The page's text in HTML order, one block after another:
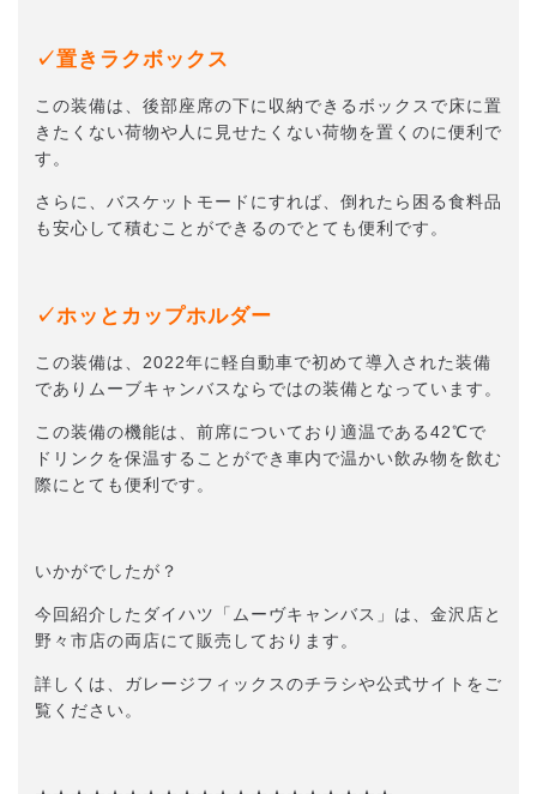
✓置きラクボックス
この装備は、後部座席の下に収納できるボックスで床に置
きたくない荷物や人に見せたくない荷物を置くのに便利で
す。
さらに、バスケットモードにすれば、倒れたら困る食料品
も安心して積むことができるのでとても便利です。
✓ホッとカップホルダー
この装備は、2022年に軽自動車で初めて導入された装備
でありムーブキャンバスならではの装備となっています。
この装備の機能は、前席についており適温である42℃で
ドリンクを保温することができ車内で温かい飲み物を飲む
際にとても便利です。
いかがでしたが？
今回紹介したダイハツ「ムーヴキャンバス」は、金沢店と
野々市店の両店にて販売しております。
詳しくは、ガレージフィックスのチラシや公式サイトをご
覧ください。